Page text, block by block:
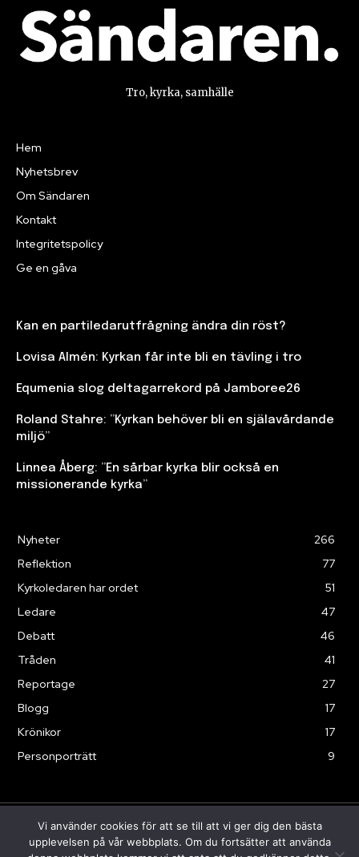
Tro, kyrka, samhälle
Hem
Nyhetsbrev
Om Sändaren
Kontakt
Integritetspolicy
Ge en gåva
Kan en partiledarutfrågning ändra din röst?
Lovisa Almén: Kyrkan får inte bli en tävling i tro
Equmenia slog deltagarrekord på Jamboree26
Roland Stahre: ”Kyrkan behöver bli en själavårdande
miljö”
Linnea Åberg: ”En sårbar kyrka blir också en
missionerande kyrka”
Nyheter
266
Reflektion
77
Kyrkoledaren har ordet
51
Ledare
47
Debatt
46
Tråden
41
Reportage
27
Blogg
17
Krönikor
17
Personporträtt
9
© Sändaren 2025
Vi använder cookies för att se till att vi ger dig den bästa
upplevelsen på vår webbplats. Om du fortsätter att använda